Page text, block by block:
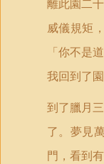
離此園二
威儀規矩
「你不是
我回到了
到了臘月
了。夢見
門，看到